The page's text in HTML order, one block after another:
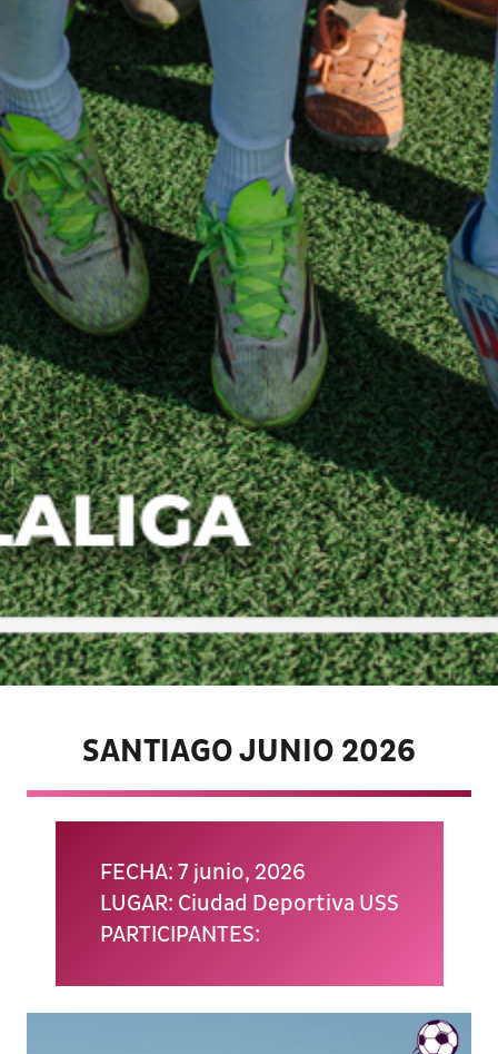
SANTIAGO JUNIO 2026
FECHA: 7 junio, 2026
LUGAR: Ciudad Deportiva USS
PARTICIPANTES: